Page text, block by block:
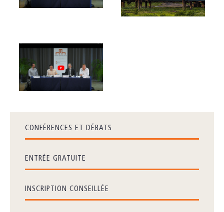
CONFÉRENCES ET DÉBATS
ENTRÉE GRATUITE
INSCRIPTION CONSEILLÉE